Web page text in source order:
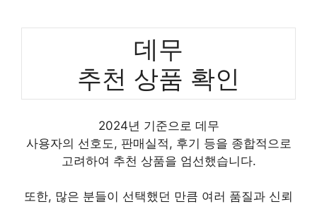
데무
추천 상품 확인
2024년 기준으로 데무
사용자의 선호도, 판매실적, 후기 등을 종합적으로
고려하여 추천 상품을 엄선했습니다.
또한, 많은 분들이 선택했던 만큼 여러 품질과 신뢰